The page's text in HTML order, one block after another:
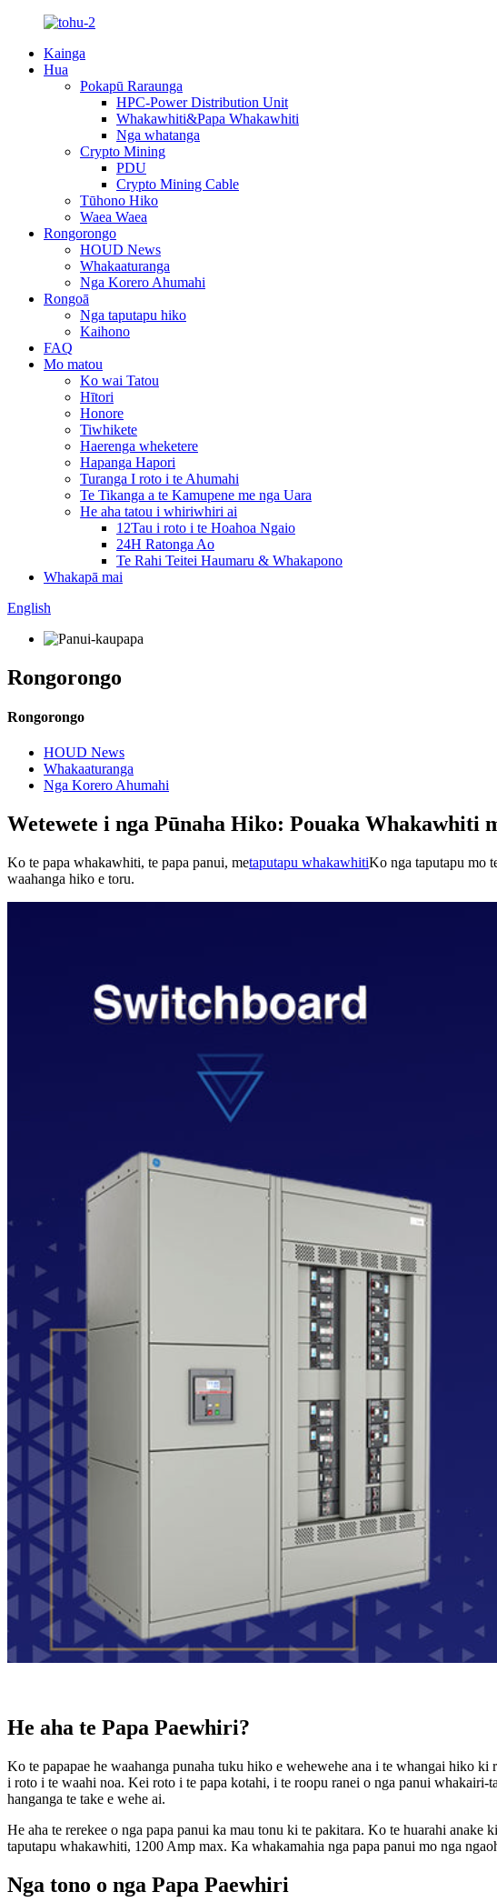
Kainga
Hua
Pokapū Raraunga
HPC-Power Distribution Unit
Whakawhiti&Papa Whakawhiti
Nga whatanga
Crypto Mining
PDU
Crypto Mining Cable
Tūhono Hiko
Waea Waea
Rongorongo
HOUD News
Whakaaturanga
Nga Korero Ahumahi
Rongoā
Nga taputapu hiko
Kaihono
FAQ
Mo matou
Ko wai Tatou
Hītori
Honore
Tiwhikete
Haerenga wheketere
Hapanga Hapori
Turanga I roto i te Ahumahi
Te Tikanga a te Kamupene me nga Uara
He aha tatou i whiriwhiri ai
12Tau i roto i te Hoahoa Ngaio
24H Ratonga Ao
Te Rahi Teitei Haumaru & Whakapono
Whakapā mai
English
Rongorongo
Rongorongo
HOUD News
Whakaaturanga
Nga Korero Ahumahi
Wetewete i nga Pūnaha Hiko: Pouaka Whakawhiti
Ko te papa whakawhiti, te papa panui, metaputapu whakawhitiKo nga taputapu mo
waahanga hiko e toru.
He aha te Papa Paewhiri?
Ko te papapae he waahanga punaha tuku hiko e wehewehe ana i te whangai hiko
i roto i te waahi noa. Kei roto i te papa kotahi, i te roopu ranei o nga panui
hanganga te take e wehe ai.
He aha te rerekee o nga papa panui ka mau tonu ki te pakitara. Ko te huarahi
taputapu whakawhiti, 1200 Amp max. Ka whakamahia nga papa panui mo nga
Nga tono o nga Papa Paewhiri